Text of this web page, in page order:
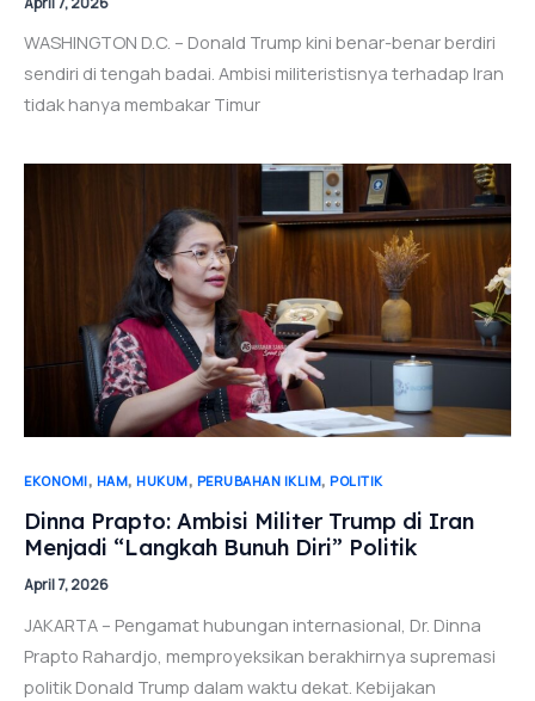
WASHINGTON D.C. – Donald Trump kini benar-benar berdiri
sendiri di tengah badai. Ambisi militeristisnya terhadap Iran
tidak hanya membakar Timur
EKONOMI, HAM, HUKUM, PERUBAHAN IKLIM, POLITIK
Dinna Prapto: Ambisi Militer Trump di Iran
Menjadi “Langkah Bunuh Diri” Politik
April 7, 2026
JAKARTA – Pengamat hubungan internasional, Dr. Dinna
Prapto Rahardjo, memproyeksikan berakhirnya supremasi
politik Donald Trump dalam waktu dekat. Kebijakan